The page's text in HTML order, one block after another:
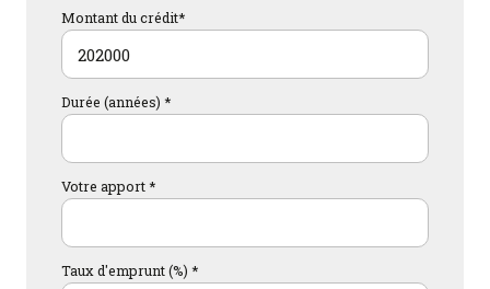
Montant du crédit*
Durée (années) *
Votre apport *
Taux d'emprunt (%) *